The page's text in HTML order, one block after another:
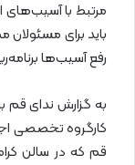
مرتبط با آسیب‌های
باید برای
رفع آسیب‌ها
به گزارش ندای قم
کارگروه تخصصی
قم که در سالن